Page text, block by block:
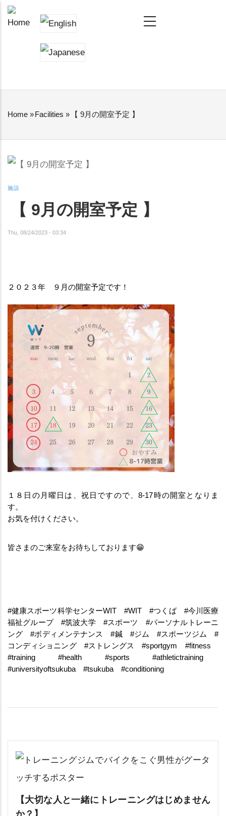
Skip
NAVIGATION
BREADCRUMB
Home »Facilities » 【 9月の開室予定 】
施設
【 9月の開室予定 】
Thu, 08/24/2023 - 03:34
２０２３年　９月の開室予定です！
１８日の月曜日は、祝日ですので、8-17時の開室となりま
す。
お気を付けください。
皆さまのご来室をお待ちしております😁
#健康スポーツ科学センターWIT　#WIT　#つくば　#今川医療
福祉グループ　#筑波大学　#スポーツ　#パーソナルトレーニ
ング　#ボディメンテナンス　#鍼　#ジム　#スポーツジム　#
コンディショニング　#ストレングス　#sportgym　#fitness
#training　#health　#sports　#athletictraining
#universityoftsukuba　#tsukuba　#conditioning
【大切な人と一緒にトレーニングはじめません